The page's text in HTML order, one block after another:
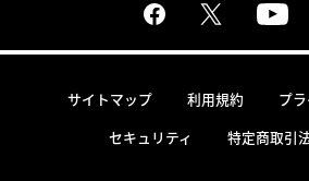
サイトマップ 利用規約 プ
セキュリティ 特定商取引